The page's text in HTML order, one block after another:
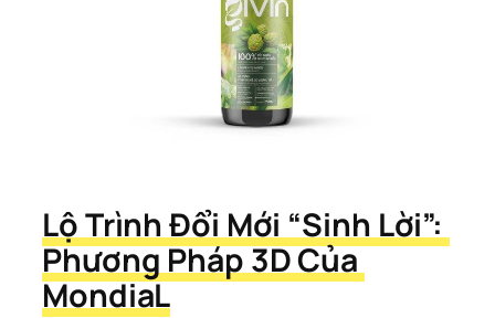
Lộ Trình Đổi Mới “Sinh Lời”:
Phương Pháp 3D Của
MondiaL